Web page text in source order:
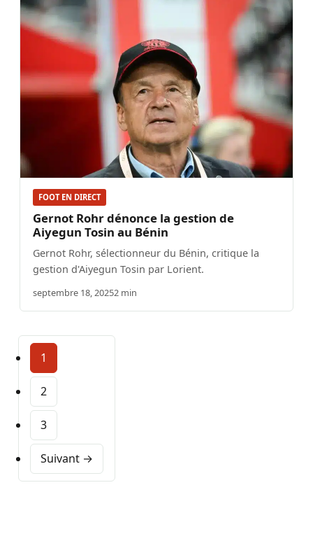
FOOT EN DIRECT
Gernot Rohr dénonce la gestion de
Aiyegun Tosin au Bénin
Gernot Rohr, sélectionneur du Bénin, critique la
gestion d'Aiyegun Tosin par Lorient.
septembre 18, 20252 min
1
2
3
Suivant →